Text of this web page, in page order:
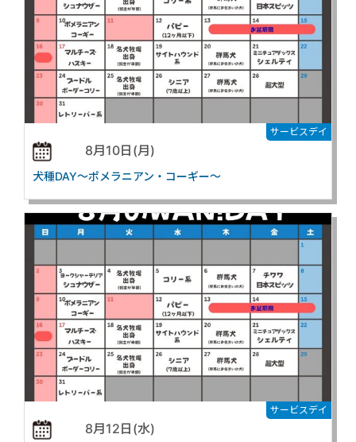
サービスデイ
8月10日(月)
犬種DAY～ポメラニアン・コーギー～
サービスデイ
8月12日(水)